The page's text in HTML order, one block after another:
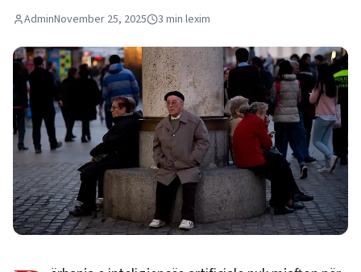
AdminNovember 25, 2025 3 min lexim